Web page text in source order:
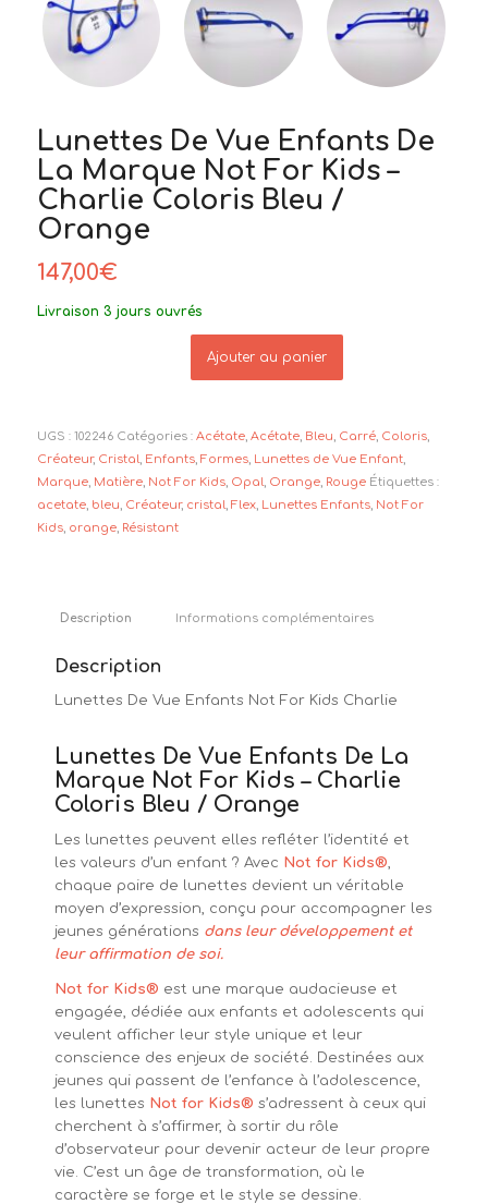
Lunettes De Vue Enfants De
La Marque Not For Kids –
Charlie Coloris Bleu /
Orange
147,00€
Livraison 3 jours ouvrés
Ajouter au panier
UGS : 102246 Catégories : Acétate, Acétate, Bleu, Carré, Coloris,
Créateur, Cristal, Enfants, Formes, Lunettes de Vue Enfant,
Marque, Matière, Not For Kids, Opal, Orange, Rouge Étiquettes :
acetate, bleu, Créateur, cristal, Flex, Lunettes Enfants, Not For
Kids, orange, Résistant
Description Informations complémentaires
Description
Lunettes De Vue Enfants Not For Kids Charlie
Lunettes De Vue Enfants De La
Marque Not For Kids – Charlie
Coloris Bleu / Orange
Les lunettes peuvent elles refléter l’identité et
les valeurs d’un enfant ? Avec Not for Kids®
chaque paire de lunettes devient un véritable
moyen d’expression, conçu pour accompagner les
jeunes générations dans leur développement et
leur affirmation de soi.
Not for Kids® est une marque audacieuse et
engagée, dédiée aux enfants et adolescents qui
veulent afficher leur style unique et leur
conscience des enjeux de société. Destinées aux
jeunes qui passent de l’enfance à l’adolescence,
les lunettes Not for Kids® s’adressent à ceux qui
cherchent à s’affirmer, à sortir du rôle
d’observateur pour devenir acteur de leur propre
vie. C’est un âge de transformation, où le
caractère se forge et le style se dessine.